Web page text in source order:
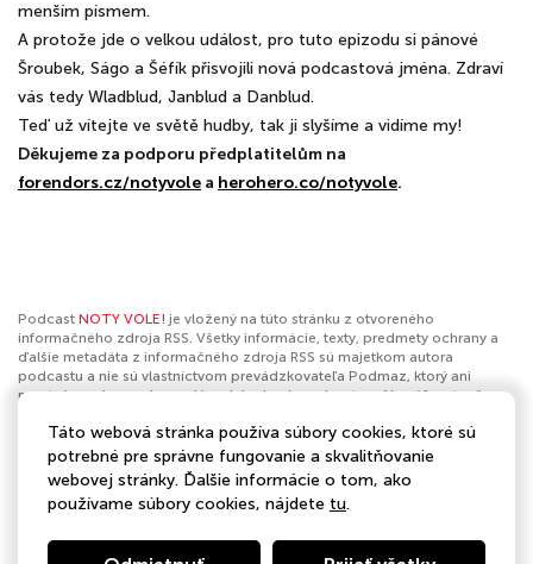
menším písmem.
A protože jde o velkou událost, pro tuto epizodu si pánové
Šroubek, Ságo a Šéfík přisvojili nová podcastová jména. Zdraví
vás tedy Wladblud, Janblud a Danblud.
Teď už vítejte ve světě hudby, tak ji slyšíme a vidíme my!
Děkujeme za podporu předplatitelům na
forendors.cz/notyvole a herohero.co/notyvole.
Podcast NOTY VOLE! je vložený na túto stránku z otvoreného
informačného zdroja RSS. Všetky informácie, texty, predmety ochrany a
ďalšie metadáta z informačného zdroja RSS sú majetkom autora
podcastu a nie sú vlastníctvom prevádzkovateľa Podmaz, ktorý ani
nevytvára ani nezodpovedá za ich obsah podcastov. Ak máš za to, že
nahlásiť obsah. Ak je toto tvoj podcast a chceš získať kontrolu nad týmto
profilomklikni sem.
Autor:Headliner hudební magazín
Kategórie: Komentáre k hudbe
Táto webová stránka používa súbory cookies, ktoré sú
potrebné pre správne fungovanie a skvalitňovanie
webovej stránky. Ďalšie informácie o tom, ako
používame súbory cookies, nájdete tu.